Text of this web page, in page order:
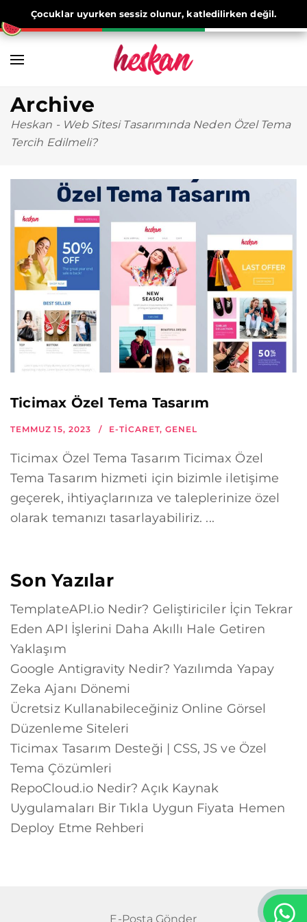
Çocuklar uyurken sessiz olunur, katledilirken değil.
Archive
Heskan - Web Sitesi Tasarımında Neden Özel Tema
Tercih Edilmeli?
Ticimax Özel Tema Tasarım
TEMMUZ 15, 2023 E-TICARET,GENEL
Ticimax Özel Tema Tasarım Ticimax Özel
Tema Tasarım hizmeti için bizimle iletişime
geçerek, ihtiyaçlarınıza ve taleplerinize özel
olarak temanızı tasarlayabiliriz. ...
Son Yazılar
TemplateAPI.io Nedir? Geliştiriciler İçin Tekrar
Eden API İşlerini Daha Akıllı Hale Getiren
Yaklaşım
Google Antigravity Nedir? Yazılımda Yapay
Zeka Ajanı Dönemi
Ücretsiz Kullanabileceğiniz Online Görsel
Düzenleme Siteleri
Ticimax Tasarım Desteği | CSS, JS ve Özel
Tema Çözümleri
RepoCloud.io Nedir? Açık Kaynak
Uygulamaları Bir Tıkla Uygun Fiyata Hemen
Deploy Etme Rehberi
E-Posta Gönder